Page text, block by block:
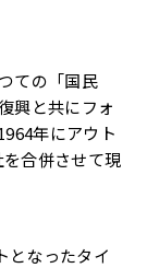
ての「国民
興と共にフォ
年にアウト
合併させて現
となったタイ